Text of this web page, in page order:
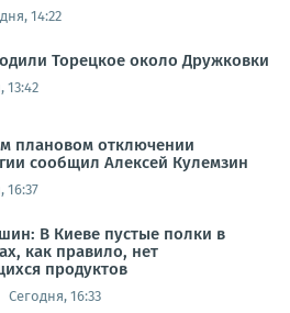
14:22
Торецкое около Дружковки
13:42
плановом отключении
сообщил Алексей Кулемзин
16:37
В Киеве пустые полки в
как правило, нет
продуктов
Сегодня, 16:33